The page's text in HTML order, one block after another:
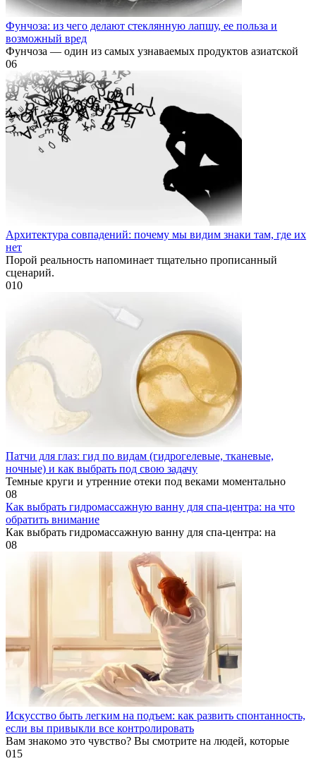
Фунчоза: из чего делают стеклянную лапшу, ее польза и
возможный вред
Фунчоза — один из самых узнаваемых продуктов азиатской
06
Архитектура совпадений: почему мы видим знаки там, где их
нет
Порой реальность напоминает тщательно прописанный
сценарий.
010
Патчи для глаз: гид по видам (гидрогелевые, тканевые,
ночные) и как выбрать под свою задачу
Темные круги и утренние отеки под веками моментально
08
Как выбрать гидромассажную ванну для спа-центра: на что
обратить внимание
Как выбрать гидромассажную ванну для спа-центра: на
08
Искусство быть легким на подъем: как развить спонтанность,
если вы привыкли все контролировать
Вам знакомо это чувство? Вы смотрите на людей, которые
015